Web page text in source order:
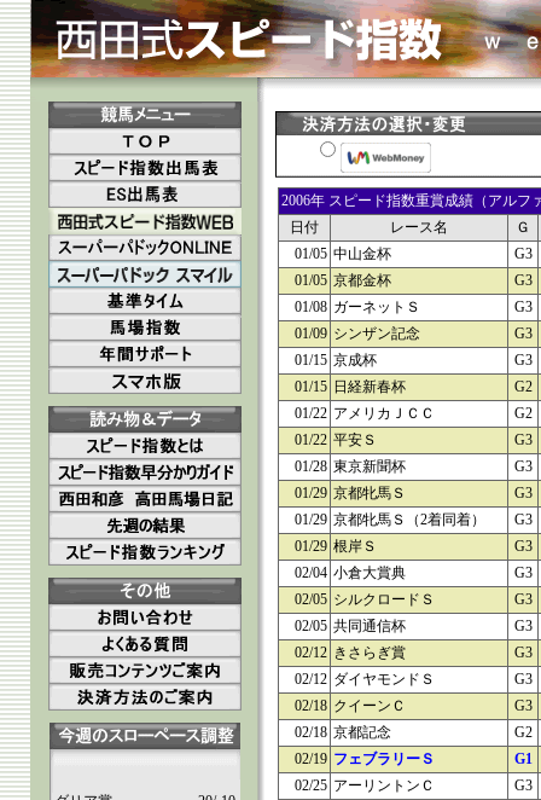
2006年 スピード指数重賞成績（アル
日付
レース名
Ｇ
01/05 中山金杯
G3
01/05 京都金杯
G3
01/08 ガーネットＳ
G3
01/09 シンザン記念
G3
01/15 京成杯
G3
01/15 日経新春杯
G2
01/22 アメリカＪＣＣ
G2
01/22 平安Ｓ
G3
01/28 東京新聞杯
G3
01/29 京都牝馬Ｓ
G3
01/29 京都牝馬Ｓ（2着同着）
G3
01/29 根岸Ｓ
G3
02/04 小倉大賞典
G3
02/05 シルクロードＳ
G3
02/05 共同通信杯
G3
02/12 きさらぎ賞
G3
02/12 ダイヤモンドＳ
G3
02/18 クイーンＣ
G3
02/18 京都記念
G2
02/19 フェブラリーＳ
G1
02/25 アーリントンＣ
G3